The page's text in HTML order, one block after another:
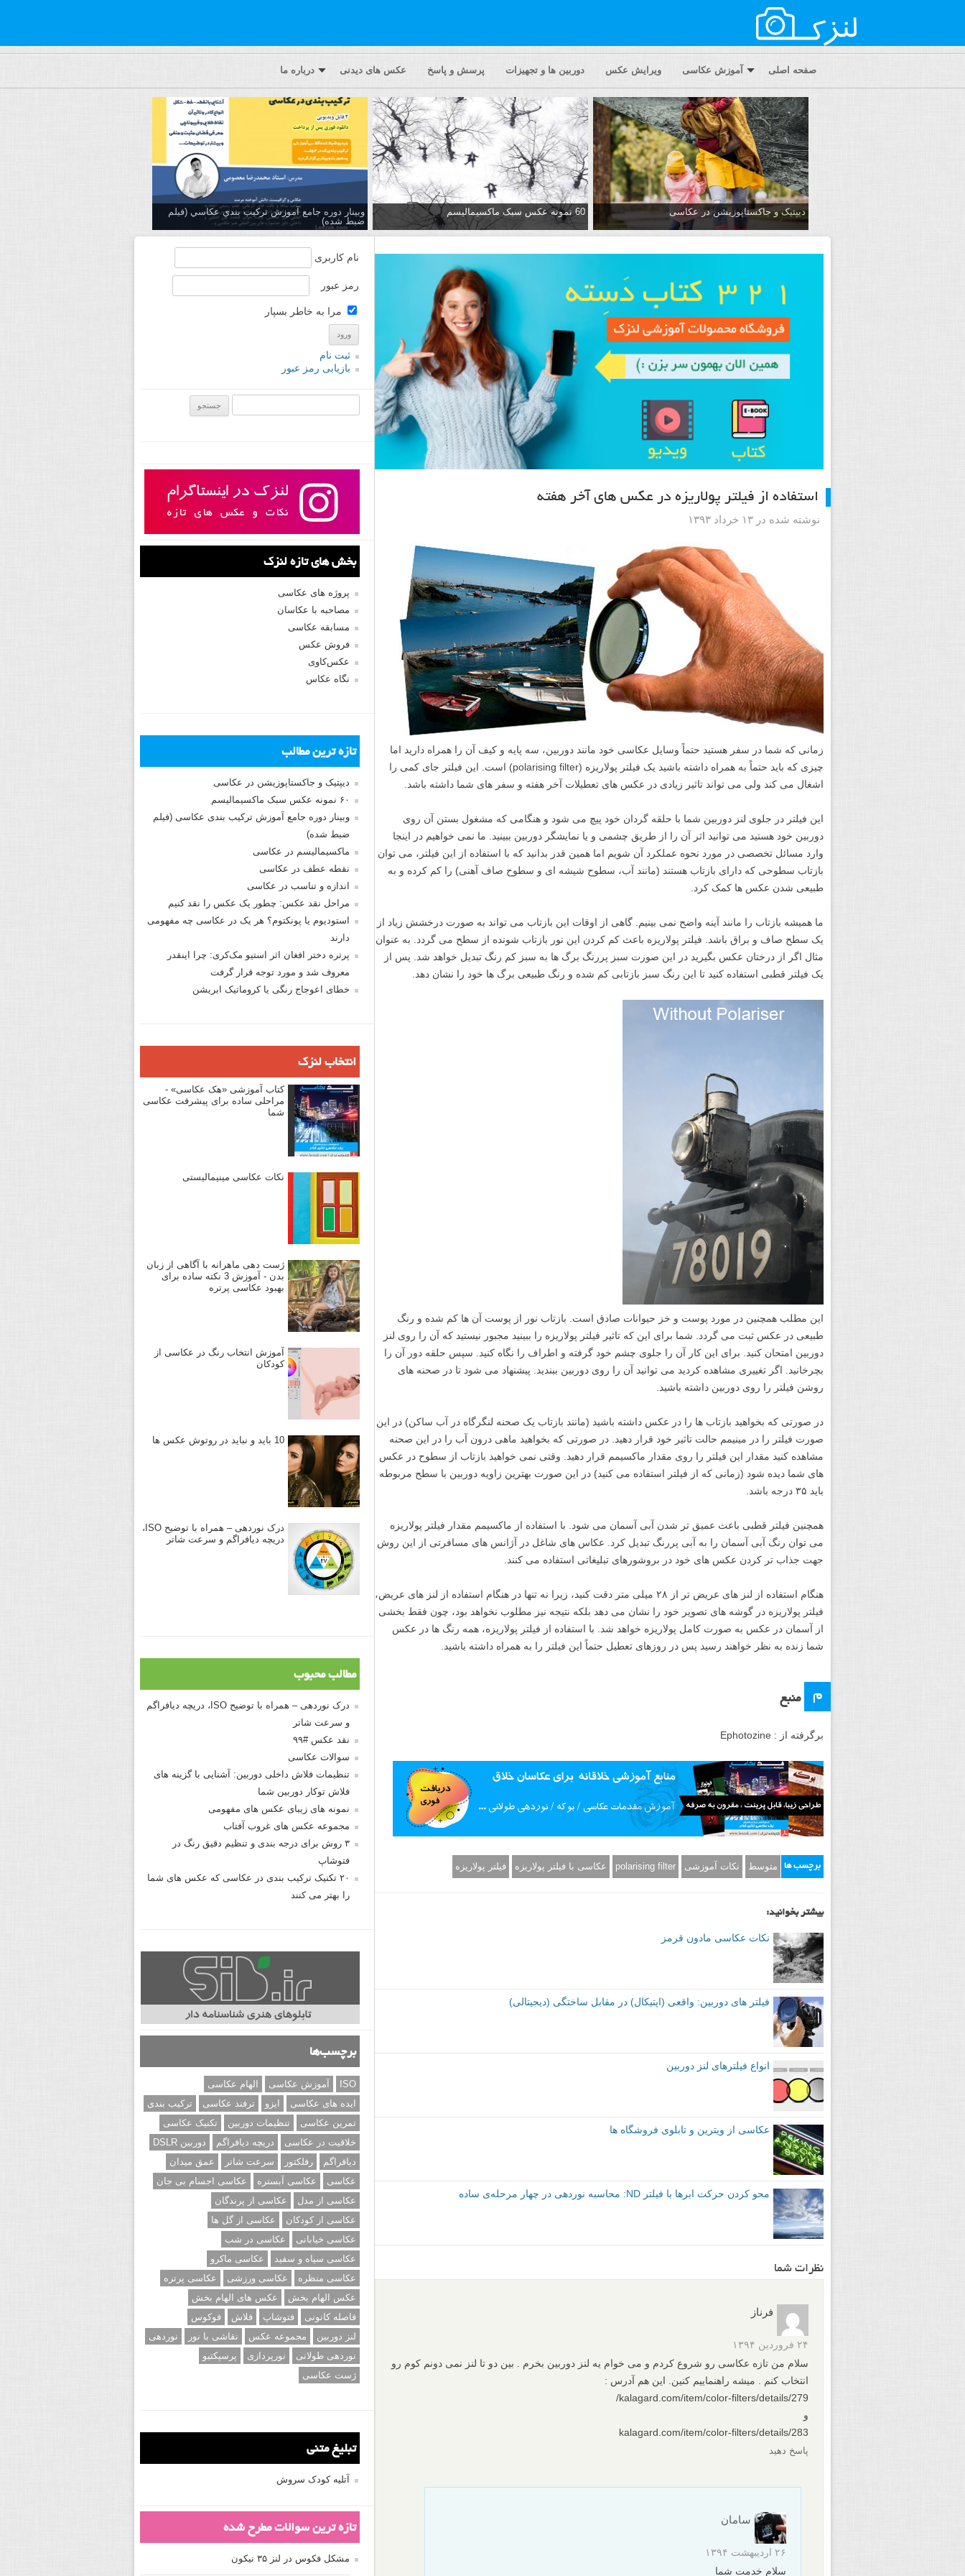
صفحه اصلی آموزش عکاسی ویرایش عکس دوربین ها و تجهیزات پرسش و پاسخ عکس های دیدنی درباره ما
دیپتیک و جاکستا‌پوزیشن در عکاسی 60 نمونه عکس سبک ماکسیمالیسم
وبینار دوره جامع آموزش تركيب بندي عكاسي (فیلم
ضبط شده)
استفاده از فیلتر پولاریزه در عکس های آخر هفته
نوشته شده در ۱۳ خرداد ۱۳۹۳
زمانی که شما در سفر هستید حتماً وسایل عکاسی خود مانند دوربین، سه پایه و کیف آن را همراه دارید اما
چیزی که باید حتماً به همراه داشته باشید یک فیلتر پولاریزه (polarising filter) است. این فیلتر جای کمی را
اشغال می کند ولی می تواند تاثیر زیادی در عکس های تعطیلات آخر هفته و سفر های شما داشته باشد.
این فیلتر در جلوی لنز دوربین شما با حلقه گردان خود پیچ می شود و هنگامی که مشغول بستن آن روی
دوربین خود هستید می توانید اثر آن را از طریق چشمی و یا نمایشگر دوربین ببینید. ما نمی خواهیم در اینجا
وارد مسائل تخصصی در مورد نحوه عملکرد آن شویم اما همین قدر بدانید که با استفاده از این فیلتر، می توان
بازتاب سطوحی که دارای بازتاب هستند (مانند آب، سطوح شیشه ای و سطوح صاف آهنی) را کم کرده و به
طبیعی شدن عکس ها کمک کرد.
ما همیشه بازتاب را مانند آینه واضح نمی بینیم. گاهی از اوقات این بازتاب می تواند به صورت درخشش زیاد از
یک سطح صاف و براق باشد. فیلتر پولاریزه باعث کم کردن این نور بازتاب شونده از سطح می گردد. به عنوان
مثال اگر از درختان عکس بگیرید در این صورت سبز پررنگ برگ ها به سبز کم رنگ تبدیل خواهد شد. پس از
یک فیلتر قطبی استفاده کنید تا این رنگ سبز بازتابی کم شده و رنگ طبیعی برگ ها خود را نشان دهد.
این مطلب همچنین در مورد پوست و خز حیوانات صادق است. بازتاب نور از پوست آن ها کم شده و رنگ
طبیعی در عکس ثبت می گردد. شما برای این که تاثیر فیلتر پولاریزه را ببینید مجبور نیستید که آن را روی لنز
دوربین امتحان کنید. برای این کار آن را جلوی چشم خود گرفته و اطراف را نگاه کنید. سپس حلقه دور آن را
بچرخانید. اگر تغییری مشاهده کردید می توانید آن را روی دوربین ببندید. پیشنهاد می شود تا در صحنه های
روشن فیلتر را روی دوربین داشته باشید.
در صورتی که بخواهید بازتاب ها را در عکس داشته باشید (مانند بازتاب یک صحنه لنگرگاه در آب ساکن) در این
صورت فیلتر را در مینیمم حالت تاثیر خود قرار دهید. در صورتی که بخواهید ماهی درون آب را در این صحنه
مشاهده کنید مقدار این فیلتر را روی مقدار ماکسیمم قرار دهید. وقتی نمی خواهید بازتاب از سطوح در عکس
های شما دیده شود (زمانی که از فیلتر استفاده می کنید) در این صورت بهترین زاویه دوربین با سطح مربوطه
باید ۳۵ درجه باشد.
همچنین فیلتر قطبی باعث عمیق تر شدن آبی آسمان می شود. با استفاده از ماکسیمم مقدار فیلتر پولاریزه
می توان رنگ آبی آسمان را به آبی پررنگ تبدیل کرد. عکاس های شاغل در آژانس های مسافرتی از این روش
جهت جذاب تر کردن عکس های خود در بروشورهای تبلیغاتی استفاده می کنند.
هنگام استفاده از لنز های عریض تر از ۲۸ میلی متر دقت کنید، زیرا نه تنها در هنگام استفاده از لنز های عریض،
فیلتر پولاریزه در گوشه های تصویر خود را نشان می دهد بلکه نتیجه نیز مطلوب نخواهد بود، چون فقط بخشی
از آسمان در عکس به صورت کامل پولاریزه خواهد شد. با استفاده از فیلتر پولاریزه، همه رنگ ها در عکس
شما زنده به نظر خواهند رسید پس در روزهای تعطیل حتماً این فیلتر را به همراه داشته باشید.
م منبع
برگرفته از : Ephotozine
برچسب ها متوسط نکات آموزشی polarising filter عکاسی با فیلتر پولاریزه فیلتر پولاریزه
بیشتر بخوانید:
نکات عکاسی مادون قرمز
فیلتر های دوربین: واقعی (اپتیکال) در مقابل ساختگی (دیجیتالی)
انواع فیلترهای لنز دوربین
عکاسی از ویترین و تابلوی فروشگاه ها
محو کردن حرکت ابرها با فیلتر ND: محاسبه نوردهی در چهار مرحله‌ی ساده
نظرات شما
فرناز
۲۴ فروردین ۱۳۹۴
سلام من تازه عکاسی رو شروع کردم و می خوام یه لنز دوربین بخرم . بین دو تا لنز نمی دونم کوم رو
انتخاب کنم . میشه راهنماییم کنین. این هم آدرس :
kalagard.com/item/color-filters/details/279/
و
kalagard.com/item/color-filters/details/283
پاسخ دهید
سامان
۲۶ اردیبهشت ۱۳۹۴
سلام خدمت شما
نام کاربری
رمز عبور
مرا به خاطر بسپار
ثبت نام
بازیابی رمز عبور
بخش های تازه لنزک
پروژه های عکاسی
مصاحبه با عکاسان
مسابقه عکاسی
فروش عکس
عکس‌کاوی
نگاه عکاس
تازه ترین مطالب
دیپتیک و جاکستا‌پوزیشن در عکاسی
۶۰ نمونه عکس سبک ماکسیمالیسم
وبینار دوره جامع آموزش ترکیب بندی عکاسی (فیلم
ضبط شده)
ماکسیمالیسم در عکاسی
نقطه عطف در عکاسی
اندازه و تناسب در عکاسی
مراحل نقد عکس: چطور یک عکس را نقد کنیم
استودیوم یا پونکتوم؟ هر یک در عکاسی چه مفهومی
دارند
پرتره دختر افغان اثر استیو مک‌کری: چرا اینقدر
معروف شد و مورد توجه قرار گرفت
خطای اعوجاج رنگی یا کروماتیک ابریشن
انتخاب لنزک
کتاب آموزشی «هک عکاسی» -
مراحلی ساده برای پیشرفت عکاسی
شما
نکات عکاسی مینیمالیستی
ژست دهی ماهرانه با آگاهی از زبان
بدن - آموزش 3 نکته ساده برای
بهبود عکاسی پرتره
آموزش انتخاب رنگ در عکاسی از
کودکان
10 باید و نباید در روتوش عکس ها
درک نوردهی – همراه با توضیح ISO،
دریچه دیافراگم و سرعت شاتر
مطالب محبوب
درک نوردهی – همراه با توضیح ISO، دریچه دیافراگم
و سرعت شاتر
نقد عکس #۹۹
سوالات عکاسی
تنظیمات فلاش داخلی دوربین: آشنایی با گزینه های
فلاش توکار دوربین شما
نمونه های زیبای عکس های مفهومی
مجموعه عکس های غروب آفتاب
۳ روش برای درجه بندی و تنظیم دقیق رنگ در
فتوشاپ
۲۰ تکنیک ترکیب بندی در عکاسی که عکس های شما
را بهتر می کنند
برچسب‌ها
ISO آموزش عکاسی
الهام عکاسی
ایده های عکاسی
ایزو ترفند عکاسی
ترکیب بندی
تمرین عکاسی
تنظیمات دوربین
تکنیک عکاسی
خلاقیت در عکاسی
دریچه دیافراگم
دوربین DSLR
دیافراگم
رفلکتور سرعت شاتر
عمق میدان
عکاسی
عکاسی آبستره
عکاسی اجسام بی جان
عکاسی از مدل
عکاسی از پرندگان
عکاسی از کودکان
عکاسی از گل ها
عکاسی خیابانی
عکاسی در شب
عکاسی سیاه و سفید
عکاسی ماکرو
عکاسی منظره
عکاسی ورزشی
عکاسی پرتره
عکس الهام بخش
عکس های الهام بخش
فاصله کانونی
فتوشاپ فلاش
فوکوس
لنز دوربین
مجموعه عکس نقاشی با نور
نوردهی
نوردهی طولانی
نورپردازی
پرسپکتیو
ژست عکاسی
تبلیغ متنی
آتلیه کودک سروش
تازه ترین سوالات مطرح شده
مشکل فکوس در لنز ۳۵ نیکون